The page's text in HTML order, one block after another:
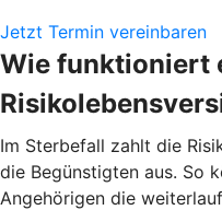
Jetzt Termin vereinbaren
Wie funktioniert
Im Sterbefall zahlt die
die Begünstigten aus. So
Angehörigen die